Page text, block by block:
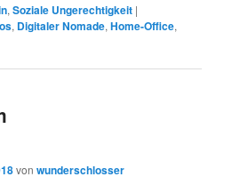
,Soziale Ungerechtigkeit |
, Digitaler Nomade,Home-Office,
vonwunderschlosser